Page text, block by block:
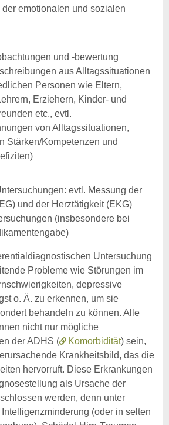
emotionalen und sozialen
und -bewertung
aus Alltagssituationen
Personen wie Eltern,
Erziehern, Kinder- und
etc., evtl.
von Alltagssituationen,
Stärken/Kompetenzen und
evtl. Messung der
und der Herztätigkeit (EKG)
(insbesondere bei
Untersuchung
Probleme wie Störungen im
depressive
o. Ä. zu erkennen, um sie
behandeln zu können. Alle
nicht nur mögliche
der ADHS (
Komorbidität) sein,
Krankheitsbild, das die
hervorruft. Diese Erkrankungen
als Ursache der
werden, denn unter
(oder in selten